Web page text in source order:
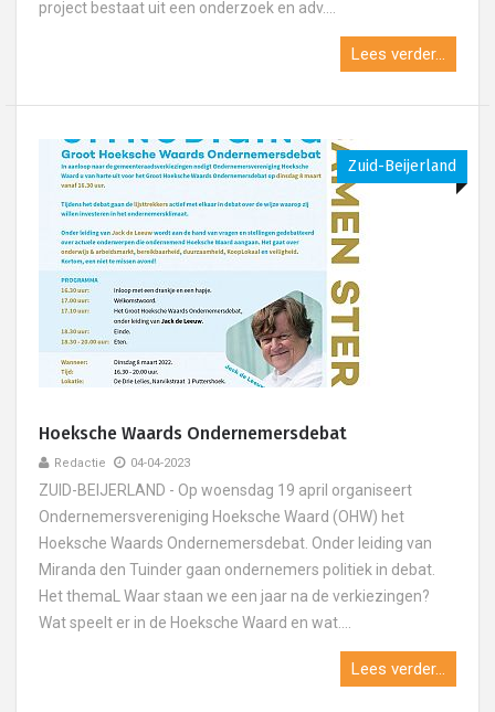
project bestaat uit een onderzoek en adv....
Lees verder...
Zuid-Beijerland
Hoeksche Waards Ondernemersdebat
Redactie 04-04-2023
ZUID-BEIJERLAND - Op woensdag 19 april organiseert
Ondernemersvereniging Hoeksche Waard (OHW) het
Hoeksche Waards Ondernemersdebat. Onder leiding van
Miranda den Tuinder gaan ondernemers politiek in debat.
Het themaL Waar staan we een jaar na de verkiezingen?
Wat speelt er in de Hoeksche Waard en wat....
Lees verder...